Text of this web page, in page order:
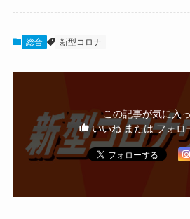
総合 新型コロナ
この記事が気に入
いいね または フォロ